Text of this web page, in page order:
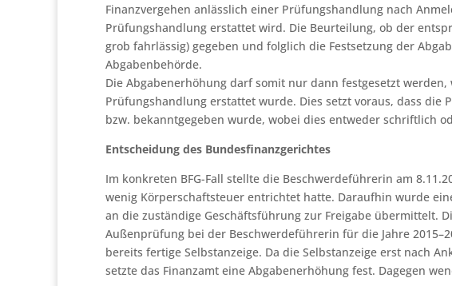
Finanzvergehen anlässlich einer Prüfungshandlung nach
Prüfungshandlung erstattet wird. Die Beurteilung, ob der
grob fahrlässig) gegeben und folglich die Festsetzung der
Abgabenbehörde.
Die Abgabenerhöhung darf somit nur dann festgesetzt werden,
Prüfungshandlung erstattet wurde. Dies setzt voraus, dass die
bzw. bekanntgegeben wurde, wobei dies entweder schriftlich
Entscheidung des Bundesfinanzgerichtes
Im konkreten BFG-Fall stellte die Beschwerdeführerin am
wenig Körperschaftsteuer entrichtet hatte. Daraufhin wurde
an die zuständige Geschäftsführung zur Freigabe übermittelt.
Außenprüfung bei der Beschwerdeführerin für die Jahre
bereits fertige Selbstanzeige. Da die Selbstanzeige erst nach
setzte das Finanzamt eine Abgabenerhöhung fest. Dagegen